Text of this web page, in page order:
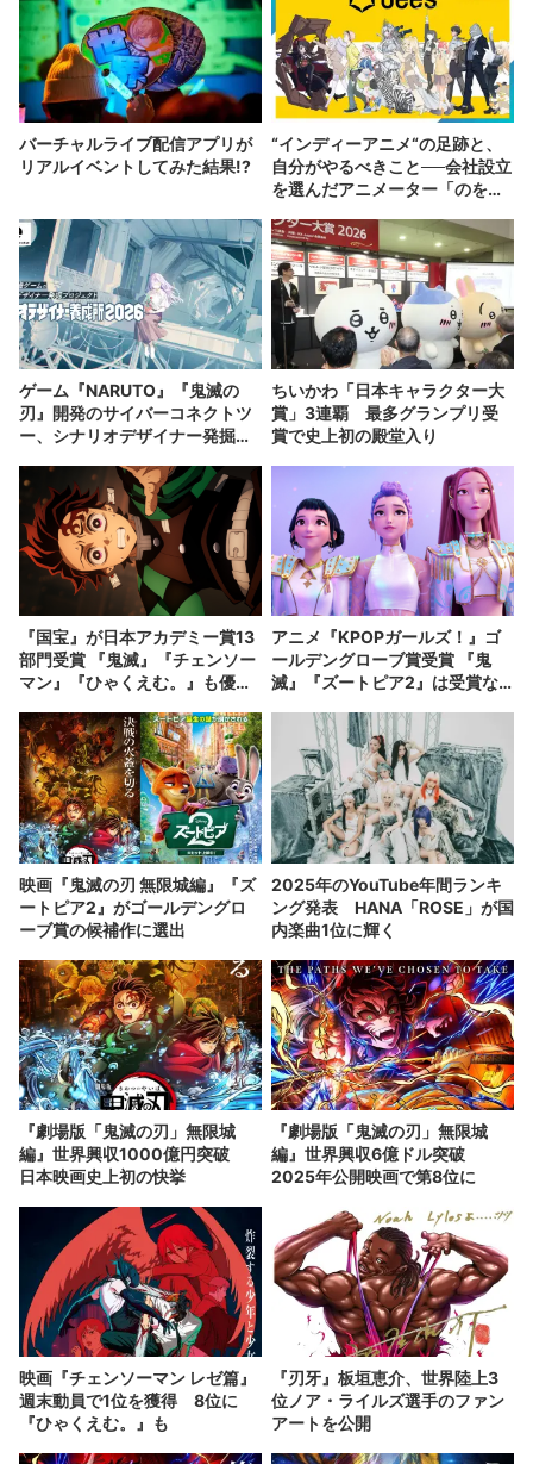
バーチャルライブ配信アプリが
リアルイベントしてみた結果!?
“インディーアニメ“の足跡と、
自分がやるべきこと──会社設立
を選んだアニメーター「のを
ゲーム『NARUTO』『鬼滅の
刃』開発のサイバーコネクトツ
ー、シナリオデザイナー発掘企
ちいかわ「日本キャラクター大
賞」3連覇 最多グランプリ受
賞で史上初の殿堂入り
『国宝』が日本アカデミー賞13
部門受賞 『鬼滅』『チェンソー
マン』『ひゃくえむ。』も優秀
アニメ『KPOPガールズ！』ゴ
ールデングローブ賞受賞 『鬼
滅』『ズートピア2』は受賞な
映画『鬼滅の刃 無限城編』『ズ
ートピア2』がゴールデングロ
ーブ賞の候補作に選出
2025年のYouTube年間ランキ
ング発表 HANA「ROSE」が国
内楽曲1位に輝く
『劇場版「鬼滅の刃」無限城
編』世界興収1000億円突破
日本映画史上初の快挙
『劇場版「鬼滅の刃」無限城
編』世界興収6億ドル突破
2025年公開映画で第8位に
映画『チェンソーマン レゼ篇』
週末動員で1位を獲得 8位に
『ひゃくえむ。』も
『刃牙』板垣恵介、世界陸上3
位ノア・ライルズ選手のファン
アートを公開